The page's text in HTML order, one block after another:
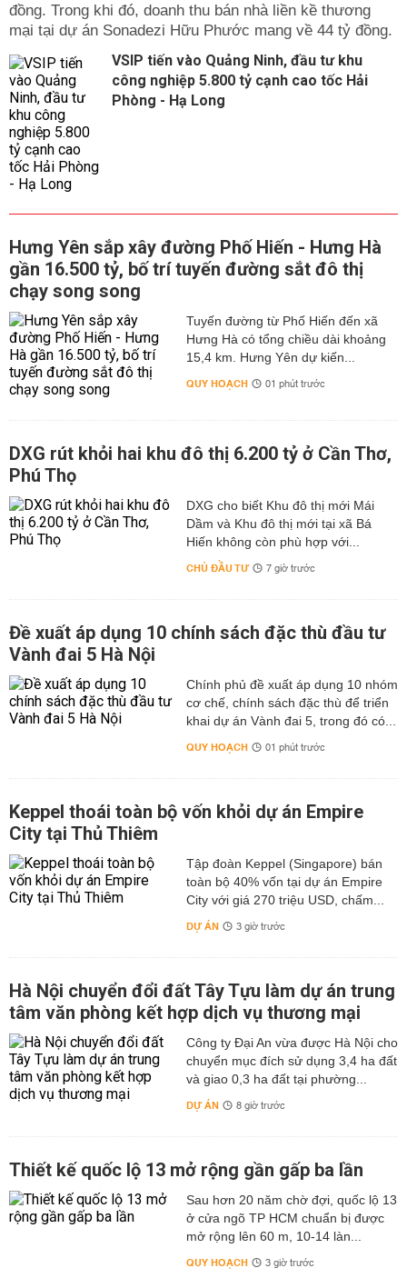
đồng. Trong khi đó, doanh thu bán nhà liền kề thương
mại tại dự án Sonadezi Hữu Phước mang về 44 tỷ đồng.
VSIP tiến vào Quảng Ninh, đầu tư khu
công nghiệp 5.800 tỷ cạnh cao tốc Hải
Phòng - Hạ Long
Hưng Yên sắp xây đường Phố Hiến - Hưng Hà
gần 16.500 tỷ, bố trí tuyến đường sắt đô thị
chạy song song
Tuyến đường từ Phố Hiến đến xã
Hưng Hà có tổng chiều dài khoảng
15,4 km. Hưng Yên dự kiến...
QUY HOẠCH 01 phút trước
DXG rút khỏi hai khu đô thị 6.200 tỷ ở Cần Thơ,
Phú Thọ
DXG cho biết Khu đô thị mới Mái
Dầm và Khu đô thị mới tại xã Bá
Hiến không còn phù hợp với...
CHỦ ĐẦU TƯ 7 giờ trước
Đề xuất áp dụng 10 chính sách đặc thù đầu tư
Vành đai 5 Hà Nội
Chính phủ đề xuất áp dụng 10 nhóm
cơ chế, chính sách đặc thù để triển
khai dự án Vành đai 5, trong đó có...
QUY HOẠCH 01 phút trước
Keppel thoái toàn bộ vốn khỏi dự án Empire
City tại Thủ Thiêm
Tập đoàn Keppel (Singapore) bán
toàn bộ 40% vốn tại dự án Empire
City với giá 270 triệu USD, chấm...
DỰ ÁN 3 giờ trước
Hà Nội chuyển đổi đất Tây Tựu làm dự án trung
tâm văn phòng kết hợp dịch vụ thương mại
Công ty Đại An vừa được Hà Nội cho
chuyển mục đích sử dụng 3,4 ha đất
và giao 0,3 ha đất tại phường...
DỰ ÁN 8 giờ trước
Thiết kế quốc lộ 13 mở rộng gần gấp ba lần
Sau hơn 20 năm chờ đợi, quốc lộ 13
ở cửa ngõ TP HCM chuẩn bị được
mở rộng lên 60 m, 10-14 làn...
QUY HOẠCH 3 giờ trước